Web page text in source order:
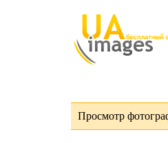
Просмотр